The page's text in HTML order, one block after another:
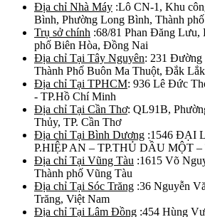
Địa chỉ Nhà Máy :Lô CN-1, Khu
Bình, Phường Long Bình, Thành
Trụ sở chính :68/81 Phan Đăng Lưu,
phố Biên Hòa, Đồng Nai
Địa chỉ Tại Tây Nguyên: 231 Đường
Thành Phố Buôn Ma Thuột, Đắk Lắk
Địa chỉ Tại TPHCM: 936 Lê Đức
- TP.Hồ Chí Minh
Địa chỉ Tại Cần Thơ: QL91B,
Thủy, TP. Cần Thơ
Địa chỉ Tại Bình Dương :1546 ĐẠI
P.HIỆP AN – TP.THỦ DẦU MỘT
Địa chỉ Tại Vũng Tàu :1615 Võ
Thành phố Vũng Tàu
Địa chỉ Tại Sóc Trăng :36 Nguyễn
Trăng, Việt Nam
Địa chỉ Tại Lâm Đồng :454 Hùng